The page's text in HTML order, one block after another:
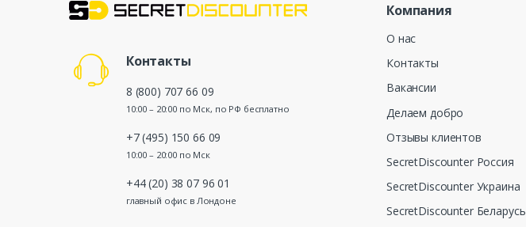
Контакты
8 (800) 707 66 09
10:00 – 20:00 по Мск, по РФ бесплатно
+7 (495) 150 66 09
10:00 – 20:00 по Мск
+44 (20) 38 07 96 01
главный офис в Лондоне
Компания
О нас
Контакты
Вакансии
Делаем добро
Отзывы клиентов
SecretDiscounter Россия
SecretDiscounter Украина
SecretDiscounter Беларусь